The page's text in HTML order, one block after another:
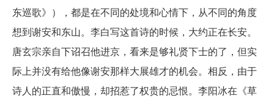
东巡歌》），都是在不同的处境和心情下，从不同的角度
想到谢安和东山。李白写这首诗的时候，大约正在长安。
唐玄宗亲自下诏召他进京，看来是够礼贤下士的了，但实
际上并没有给他像谢安那样大展雄才的机会。相反，由于
诗人的正直和傲慢，却招惹了权贵的忌恨。李阳冰在《草